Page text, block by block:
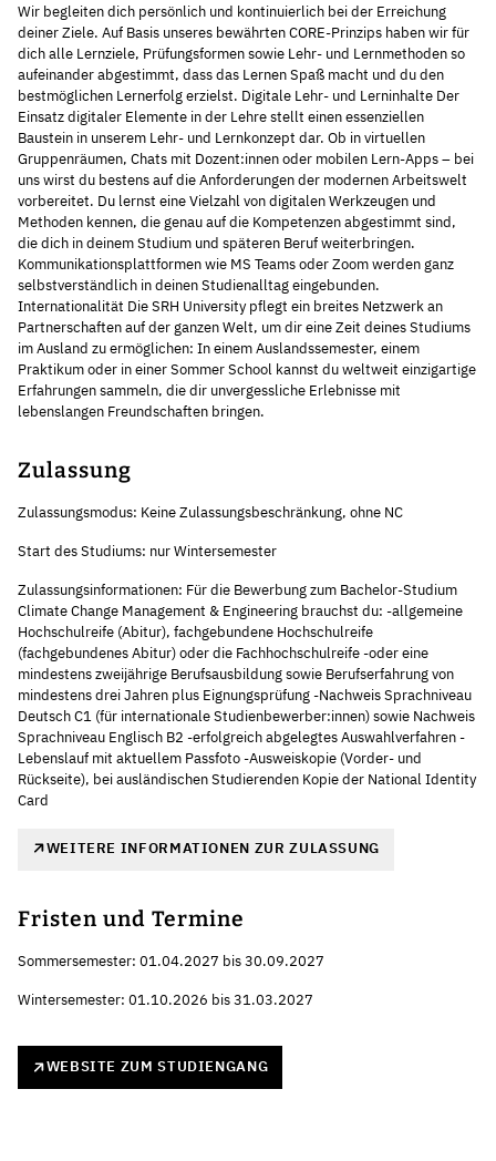
Wir begleiten dich persönlich und kontinuierlich bei der Erreichung
deiner Ziele. Auf Basis unseres bewährten CORE-Prinzips haben wir für
dich alle Lernziele, Prüfungsformen sowie Lehr- und Lernmethoden so
aufeinander abgestimmt, dass das Lernen Spaß macht und du den
bestmöglichen Lernerfolg erzielst. Digitale Lehr- und Lerninhalte Der
Einsatz digitaler Elemente in der Lehre stellt einen essenziellen
Baustein in unserem Lehr- und Lernkonzept dar. Ob in virtuellen
Gruppenräumen, Chats mit Dozent:innen oder mobilen Lern-Apps – bei
uns wirst du bestens auf die Anforderungen der modernen Arbeitswelt
vorbereitet. Du lernst eine Vielzahl von digitalen Werkzeugen und
Methoden kennen, die genau auf die Kompetenzen abgestimmt sind,
die dich in deinem Studium und späteren Beruf weiterbringen.
Kommunikationsplattformen wie MS Teams oder Zoom werden ganz
selbstverständlich in deinen Studienalltag eingebunden.
Internationalität Die SRH University pflegt ein breites Netzwerk an
Partnerschaften auf der ganzen Welt, um dir eine Zeit deines Studiums
im Ausland zu ermöglichen: In einem Auslandssemester, einem
Praktikum oder in einer Sommer School kannst du weltweit einzigartige
Erfahrungen sammeln, die dir unvergessliche Erlebnisse mit
lebenslangen Freundschaften bringen.
Zulassung
Zulassungsmodus: Keine Zulassungsbeschränkung, ohne NC
Start des Studiums: nur Wintersemester
Zulassungsinformationen: Für die Bewerbung zum Bachelor-Studium
Climate Change Management & Engineering brauchst du: -allgemeine
Hochschulreife (Abitur), fachgebundene Hochschulreife
(fachgebundenes Abitur) oder die Fachhochschulreife -oder eine
mindestens zweijährige Berufsausbildung sowie Berufserfahrung von
mindestens drei Jahren plus Eignungsprüfung -Nachweis Sprachniveau
Deutsch C1 (für internationale Studienbewerber:innen) sowie Nachweis
Sprachniveau Englisch B2 -erfolgreich abgelegtes Auswahlverfahren -
Lebenslauf mit aktuellem Passfoto -Ausweiskopie (Vorder- und
Rückseite), bei ausländischen Studierenden Kopie der National Identity
Card
WEITERE INFORMATIONEN ZUR ZULASSUNG
Fristen und Termine
Sommersemester: 01.04.2027 bis 30.09.2027
Wintersemester: 01.10.2026 bis 31.03.2027
WEBSITE ZUM STUDIENGANG